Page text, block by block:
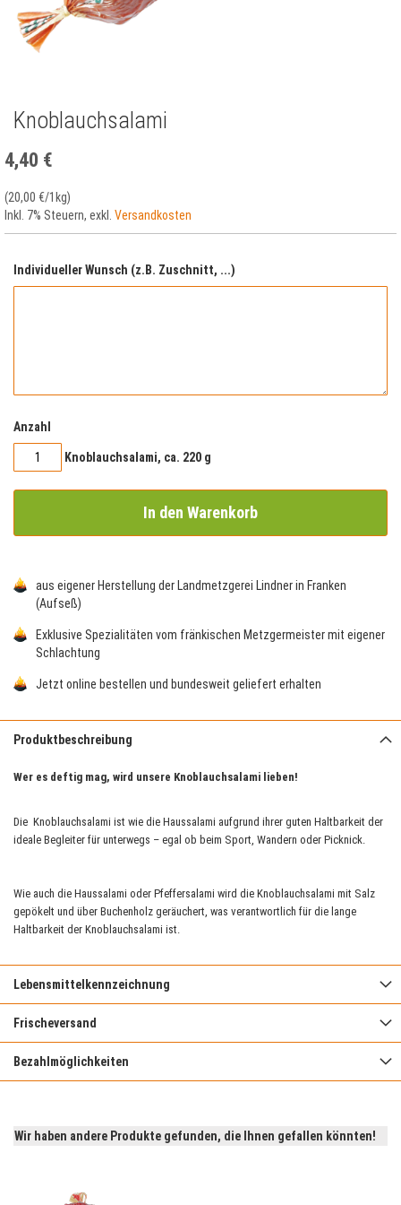
Zum
der
Bildergalerie
Knoblauchsalami
4,40 €
(20,00 €/1kg)
Inkl. 7% Steuern, exkl. Versandkosten
Individueller Wunsch (z.B. Zuschnitt, ...)
Anzahl
Knoblauchsalami, ca. 220 g
In den Warenkorb
aus eigener Herstellung der Landmetzgerei Lindner in Franken
(Aufseß)
Exklusive Spezialitäten vom fränkischen Metzgermeister mit eigener
Schlachtung
Jetzt online bestellen und bundesweit geliefert erhalten
Produktbeschreibung
Wer es deftig mag, wird unsere Knoblauchsalami lieben!
Die Knoblauchsalami ist wie die Haussalami aufgrund ihrer guten Haltbarkeit der
ideale Begleiter für unterwegs – egal ob beim Sport, Wandern oder Picknick.
Wie auch die Haussalami oder Pfeffersalami wird die Knoblauchsalami mit Salz
gepökelt und über Buchenholz geräuchert, was verantwortlich für die lange
Haltbarkeit der Knoblauchsalami ist.
Lebensmittelkennzeichnung
Frischeversand
Bezahlmöglichkeiten
Wir haben andere Produkte gefunden, die Ihnen gefallen könnten!